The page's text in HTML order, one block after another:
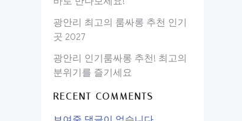
광안리 최고의 룸싸롱 추천 인기
곳 2027
광안리 인기룸싸롱 추천! 최고의
분위기를 즐기세요
RECENT COMMENTS